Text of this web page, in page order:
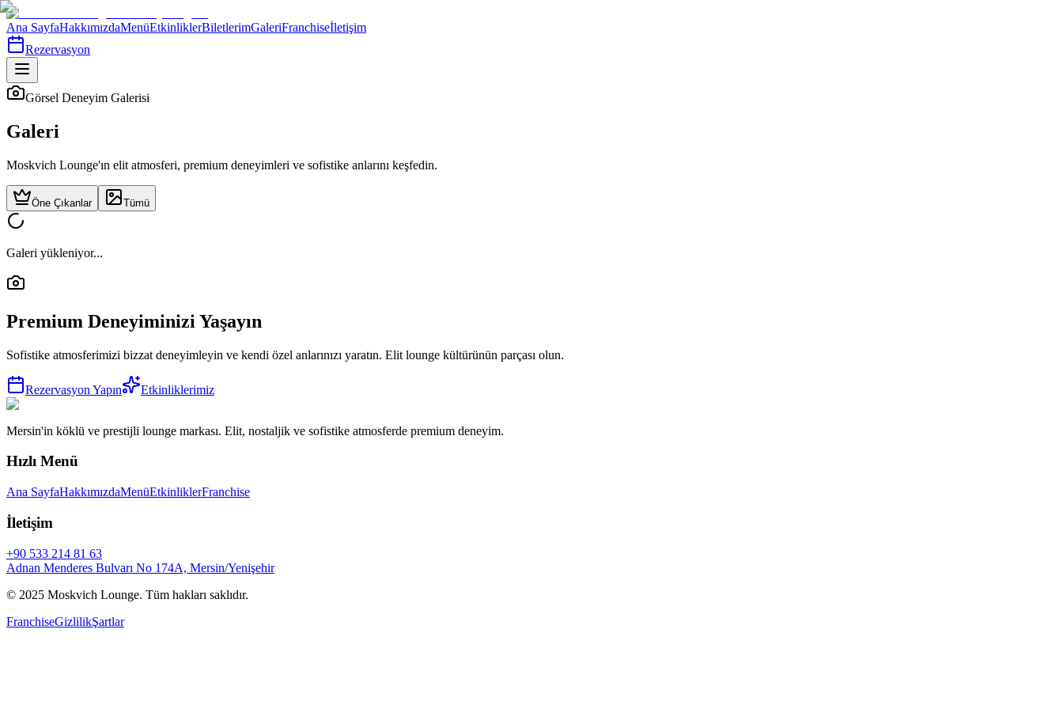
Ana SayfaHakkımızdaMenüEtkinliklerBiletlerimGaleriFranchiseİletişim
Rezervasyon
Görsel Deneyim Galerisi
Galeri
Moskvich Lounge'ın elit atmosferi, premium deneyimleri ve sofistike anlarını keşfedin.
Öne Çıkanlar Tümü
Galeri yükleniyor...
Premium Deneyiminizi Yaşayın
Sofistike atmosferimizi bizzat deneyimleyin ve kendi özel anlarınızı yaratın. Elit lounge kültürünün parçası olun.
Rezervasyon Yapın Etkinliklerimiz
Mersin'in köklü ve prestijli lounge markası. Elit, nostaljik ve sofistike atmosferde premium deneyim.
Hızlı Menü
Ana SayfaHakkımızdaMenüEtkinliklerFranchise
İletişim
+90 533 214 81 63
Adnan Menderes Bulvarı No 174A, Mersin/Yenişehir
© 2025 Moskvich Lounge. Tüm hakları saklıdır.
FranchiseGizlilikŞartlar